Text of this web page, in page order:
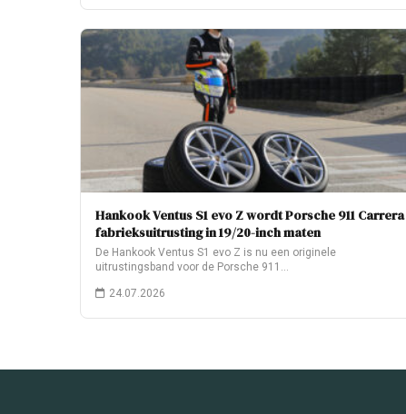
Hankook Ventus S1 evo Z wordt Porsche 911 Carrera
fabrieksuitrusting in 19/20-inch maten
De Hankook Ventus S1 evo Z is nu een originele
uitrustingsband voor de Porsche 911…
24.07.2026